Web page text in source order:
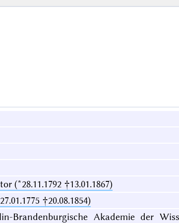
(*28.11.1792 †13.01.1867)
†20.08.1854)
Brandenburgische Akademie der